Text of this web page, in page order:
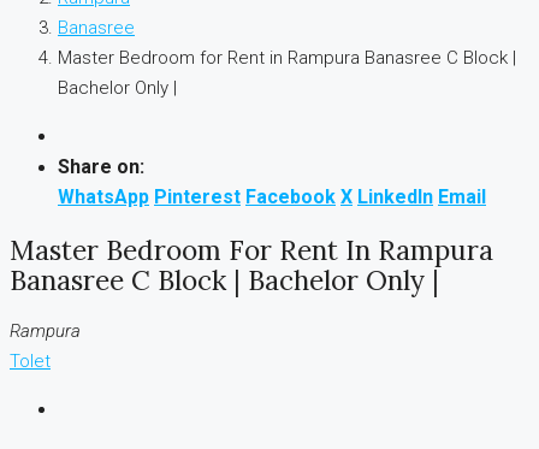
Banasree
Master Bedroom for Rent in Rampura Banasree C Block |
Bachelor Only |
Share on:
WhatsApp Pinterest Facebook X LinkedIn Email
Master Bedroom For Rent In Rampura
Banasree C Block | Bachelor Only |
Rampura
Tolet